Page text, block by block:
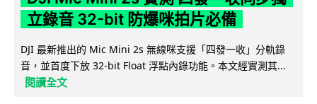
立錄音 32-bit 防爆咪拍片必備
DJI 最新推出的 Mic Mini 2s 無線咪支援「四發一收」分軌錄
音，並首度下放 32-bit Float 浮點內錄功能。本文經實測其...
閱讀全文